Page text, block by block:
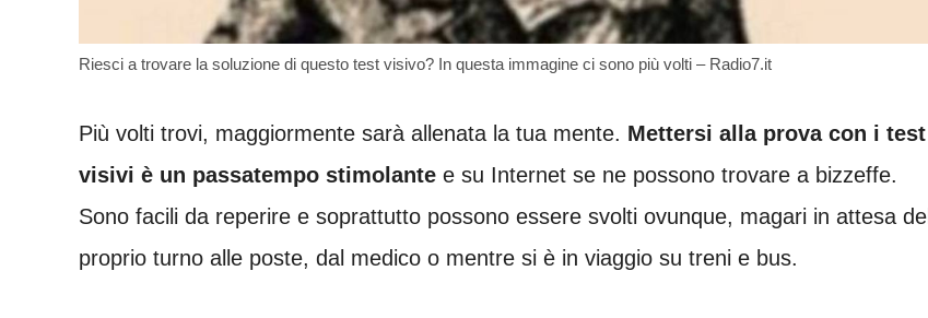
Riesci a trovare la soluzione di questo test visivo? In questa immagine ci sono più volti – Radio7.it
Più volti trovi, maggiormente sarà allenata la tua mente. Mettersi alla prova con i test
visivi è un passatempo stimolante e su Internet se ne possono trovare a bizzeffe.
Sono facili da reperire e soprattutto possono essere svolti ovunque, magari in attesa del
proprio turno alle poste, dal medico o mentre si è in viaggio su treni e bus.